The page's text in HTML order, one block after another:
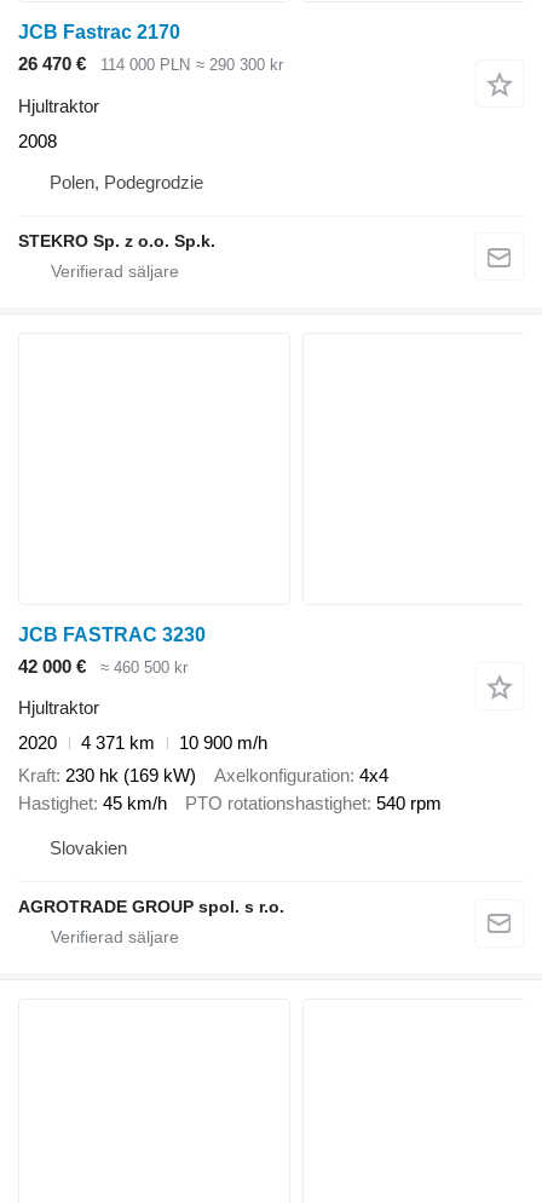
JCB Fastrac 2170
26 470 €
114 000 PLN ≈ 290 300 kr
Hjultraktor
2008
Polen, Podegrodzie
STEKRO Sp. z o.o. Sp.k.
JCB FASTRAC 3230
42 000 €
≈ 460 500 kr
Hjultraktor
2020
4 371 km
10 900 m/h
Kraft 230 hk (169 kW) Axelkonfiguration 4x4
Hastighet 45 km/h PTO rotationshastighet 540 rpm
Slovakien
AGROTRADE GROUP spol. s r.o.